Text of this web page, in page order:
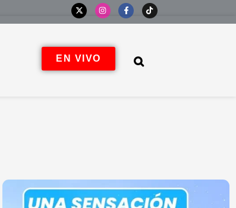
EN VIVO